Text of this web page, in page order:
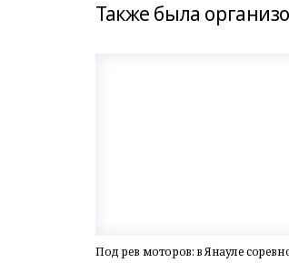
Также была
Под рев моторов: в Янауле